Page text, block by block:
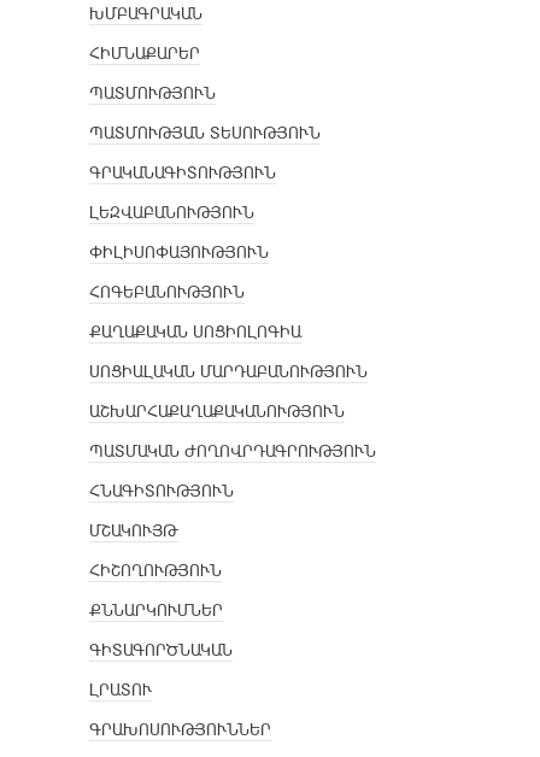
ԽՄԲԱԳՐԱԿԱՆ
ՀԻՄՆԱՔԱՐԵՐ
ՊԱՏՄՈՒԹՅՈՒՆ
ՊԱՏՄՈՒԹՅԱՆ ՏԵՍՈՒԹՅՈՒՆ
ԳՐԱԿԱՆԱԳԻՏՈՒԹՅՈՒՆ
ԼԵԶՎԱԲԱՆՈՒԹՅՈՒՆ
ՓԻԼԻՍՈՓԱՅՈՒԹՅՈՒՆ
ՀՈԳԵԲԱՆՈՒԹՅՈՒՆ
ՔԱՂԱՔԱԿԱՆ ՍՈՑԻՈԼՈԳԻԱ
ՍՈՑԻԱԼԱԿԱՆ ՄԱՐԴԱԲԱՆՈՒԹՅՈՒՆ
ԱՇԽԱՐՀԱՔԱՂԱՔԱԿԱՆՈՒԹՅՈՒՆ
ՊԱՏՄԱԿԱՆ ԺՈՂՈՎՐԴԱԳՐՈՒԹՅՈՒՆ
ՀՆԱԳԻՏՈՒԹՅՈՒՆ
ՄՇԱԿՈՒՅԹ
ՀԻՇՈՂՈՒԹՅՈՒՆ
ՔՆՆԱՐԿՈՒՄՆԵՐ
ԳԻՏԱԳՈՐԾՆԱԿԱՆ
ԼՐԱՏՈՒ
ԳՐԱԽՈՍՈՒԹՅՈՒՆՆԵՐ